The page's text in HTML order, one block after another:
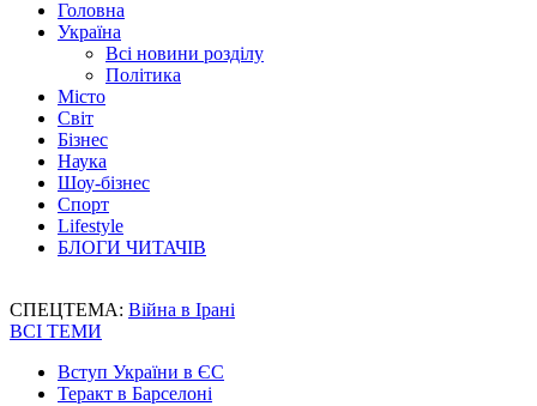
Головна
Україна
Всі новини розділу
Політика
Місто
Світ
Бізнес
Наука
Шоу-бізнес
Спорт
Lifestyle
БЛОГИ ЧИТАЧІВ
СПЕЦТЕМА: Війна в Ірані
ВСІ ТЕМИ
Вступ України в ЄС
Теракт в Барселоні